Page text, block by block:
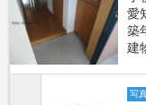
愛
築
建
写